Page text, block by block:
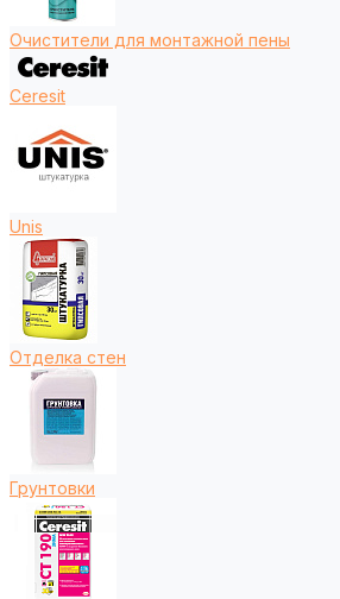
Очистители для монтажной пены
Ceresit
Unis
Отделка стен
Грунтовки